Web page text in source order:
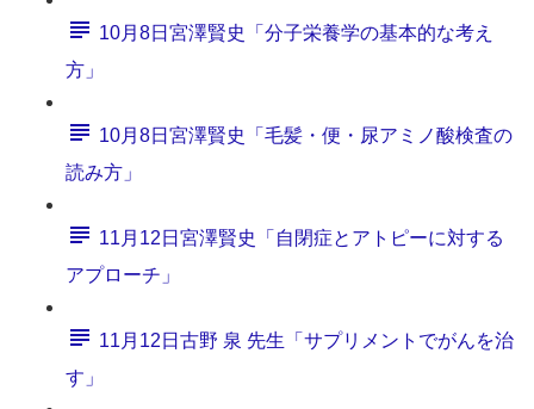
10月8日宮澤賢史「分子栄養学の基本的な考え
方」
10月8日宮澤賢史「毛髪・便・尿アミノ酸検査の
読み方」
11月12日宮澤賢史「自閉症とアトピーに対する
アプローチ」
11月12日古野 泉 先生「サプリメントでがんを治
す」